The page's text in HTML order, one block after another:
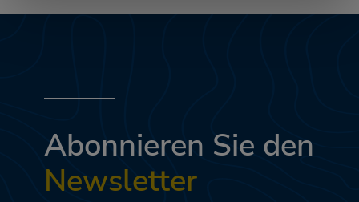
Abonnieren Sie den
Newsletter